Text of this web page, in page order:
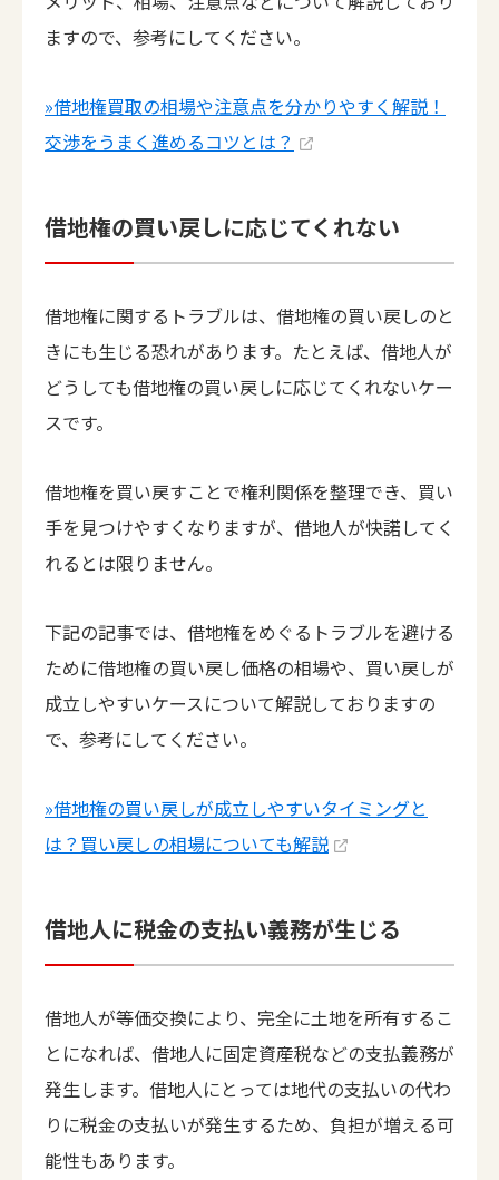
ますので、参考にしてください。
»借地権買取の相場や注意点を分かりやすく解説！
交渉をうまく進めるコツとは？
借地権の買い戻しに応じてくれない
借地権に関するトラブルは、借地権の買い戻しのと
きにも生じる恐れがあります。たとえば、借地人が
どうしても借地権の買い戻しに応じてくれないケー
スです。
借地権を買い戻すことで権利関係を整理でき、買い
手を見つけやすくなりますが、借地人が快諾してく
れるとは限りません。
下記の記事では、借地権をめぐるトラブルを避ける
ために借地権の買い戻し価格の相場や、買い戻しが
成立しやすいケースについて解説しておりますの
で、参考にしてください。
»借地権の買い戻しが成立しやすいタイミングと
は？買い戻しの相場についても解説
借地人に税金の支払い義務が生じる
借地人が等価交換により、完全に土地を所有するこ
とになれば、借地人に固定資産税などの支払義務が
発生します。借地人にとっては地代の支払いの代わ
りに税金の支払いが発生するため、負担が増える可
能性もあります。